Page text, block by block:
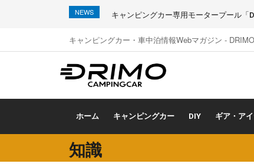
NEWS キャンピングカー専用モータープール「
キャンピングカー・車中泊情報Webマガジン - DRIMO
ホーム キャンピングカー DIY ギア・ア
知識